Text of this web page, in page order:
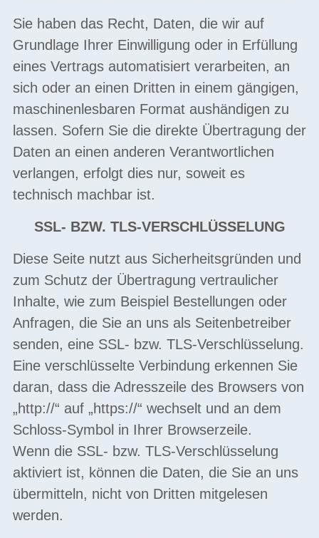
Sie haben das Recht, Daten, die wir auf
Grundlage Ihrer Einwilligung oder in Erfüllung
eines Vertrags automatisiert verarbeiten, an
sich oder an einen Dritten in einem gängigen,
maschinenlesbaren Format aushändigen zu
lassen. Sofern Sie die direkte Übertragung der
Daten an einen anderen Verantwortlichen
verlangen, erfolgt dies nur, soweit es
technisch machbar ist.
SSL- BZW. TLS-VERSCHLÜSSELUNG
Diese Seite nutzt aus Sicherheitsgründen und
zum Schutz der Übertragung vertraulicher
Inhalte, wie zum Beispiel Bestellungen oder
Anfragen, die Sie an uns als Seitenbetreiber
senden, eine SSL- bzw. TLS-Verschlüsselung.
Eine verschlüsselte Verbindung erkennen Sie
daran, dass die Adresszeile des Browsers von
„http://“ auf „https://“ wechselt und an dem
Schloss-Symbol in Ihrer Browserzeile.
Wenn die SSL- bzw. TLS-Verschlüsselung
aktiviert ist, können die Daten, die Sie an uns
übermitteln, nicht von Dritten mitgelesen
werden.